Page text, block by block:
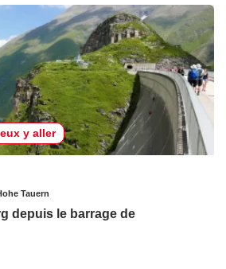
y aller
Tauern
depuis le barrage de